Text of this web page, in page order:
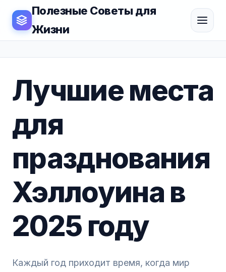
Полезные Советы для
Жизни
Лучшие места
для
празднования
Хэллоуина в
2025 году
Каждый год приходит время, когда мир